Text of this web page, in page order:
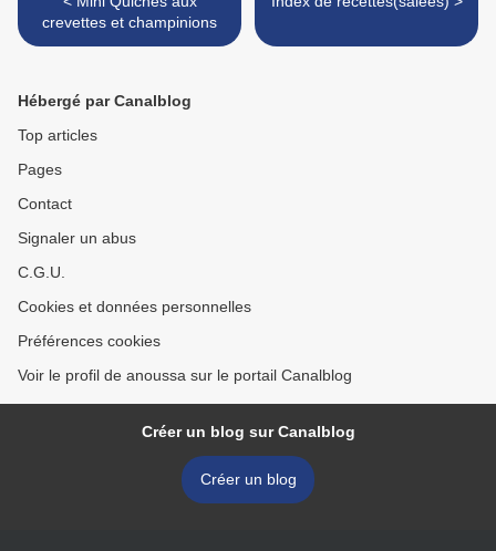
crevettes et champinions
Hébergé par Canalblog
Top articles
Pages
Contact
Signaler un abus
C.G.U.
Cookies et données personnelles
Préférences cookies
Voir le profil de anoussa sur le portail Canalblog
Créer un blog sur Canalblog
Créer un blog